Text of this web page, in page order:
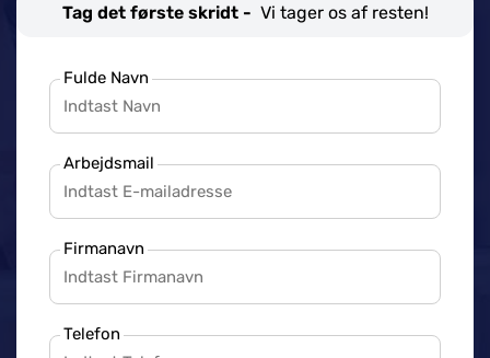
Tag det første skridt - Vi tager os af resten!
Fulde Navn
Arbejdsmail
Firmanavn
Telefon